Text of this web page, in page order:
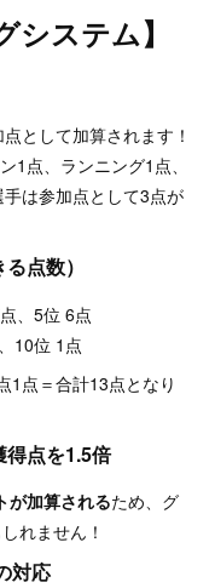
システム】
として加算されます！
点、ランニング1点、
は参加点として3点が
点数）
、5位 6点
10位 1点
点＝合計13点となり
点を1.5倍
が加算されるため、グ
れません！
対応